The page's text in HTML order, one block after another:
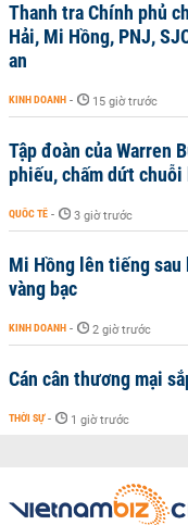
Thanh tra Chính phủ
Hải, Mi Hồng, PNJ,
an
KINH DOANH - 15 giờ trước
Tập đoàn của Warren
phiếu, chấm dứt chuỗi
QUỐC TẾ - 3 giờ trước
Mi Hồng lên tiếng
vàng bạc
KINH DOANH - 2 giờ trước
Cán cân thương mại
THỜI SỰ - 1 giờ trước